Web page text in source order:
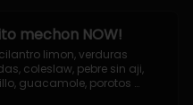
mechon NOW!
limon, verduras
coleslaw, pebre sin aji,
guacamole, porotos